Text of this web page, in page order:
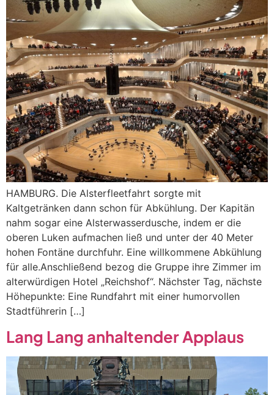
HAMBURG. Die Alsterfleetfahrt sorgte mit
Kaltgetränken dann schon für Abkühlung. Der Kapitän
nahm sogar eine Alsterwasserdusche, indem er die
oberen Luken aufmachen ließ und unter der 40 Meter
hohen Fontäne durchfuhr. Eine willkommene Abkühlung
für alle.Anschließend bezog die Gruppe ihre Zimmer im
alterwürdigen Hotel „Reichshof“. Nächster Tag, nächste
Höhepunkte: Eine Rundfahrt mit einer humorvollen
Stadtführerin […]
Lang Lang anhaltender Applaus